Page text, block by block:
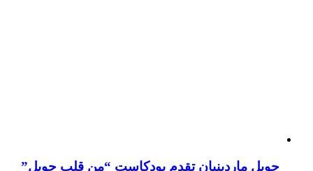
جويل ماردينيان تقدم بودكاست “من قلب جويل”